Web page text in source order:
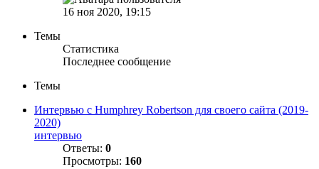
16 ноя 2020, 19:15
Темы
Статистика
Последнее сообщение
Темы
Интервью с Humphrey Robertson для своего сайта (2019-
2020)
интервью
Ответы: 0
Просмотры: 160